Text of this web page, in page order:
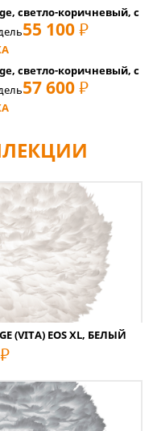
светло-коричневый, с
55 100 РУБ
светло-коричневый, с
57 600 РУБ
(VITA) EOS XL, БЕЛЫЙ
руб